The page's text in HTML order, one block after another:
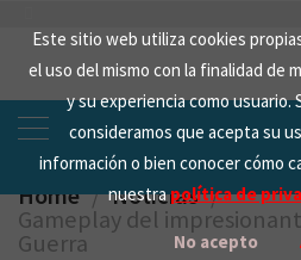
Este sitio web utiliza cookies
el uso del mismo con la finalidad de
y su experiencia como usuario.
consideramos que acepta su
información o bien conocer cómo
nuestrapolítica de
No acepto
content
Home Noticias
Gameplay del
Guerra